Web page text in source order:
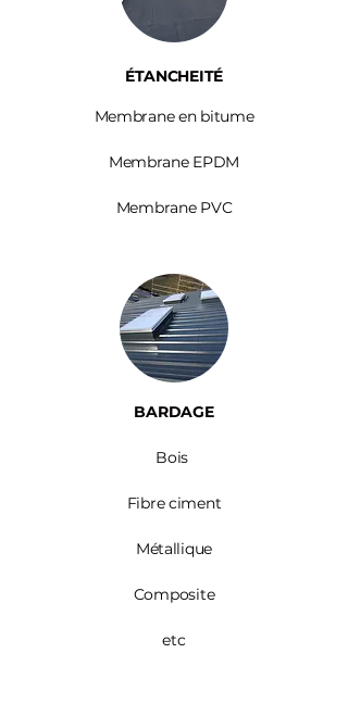
ÉTANCHEITÉ
Membrane en bitume
Membrane EPDM
Membrane PVC
BARDAGE​
Bois ​
Fibre ciment
Métallique
Composite
etc